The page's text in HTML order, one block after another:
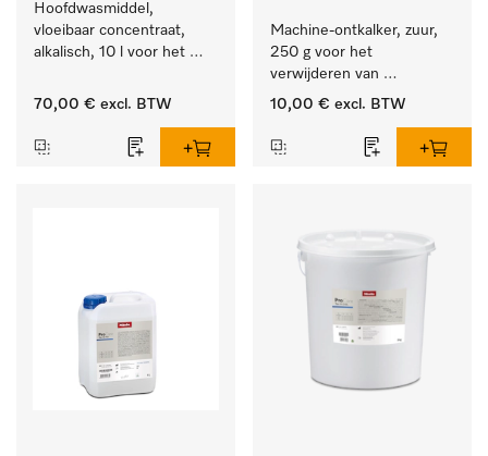
Hoofdwasmiddel,
vloeibaar concentraat,
alkalisch, 10 l voor het
en kleurechte bonte was.
70,00 € excl. BTW
Machine-ontkalker, zuur,
250 g voor het
verwijderen van
hardnekkige kalkaanslag.
10,00 € excl. BTW